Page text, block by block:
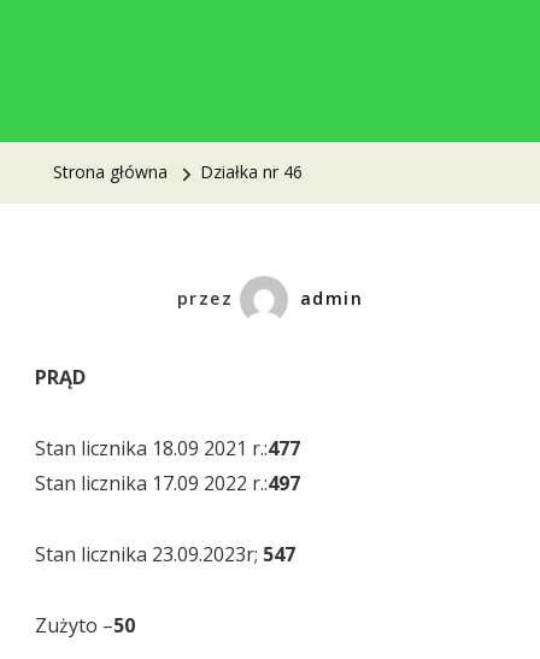
Strona główna Działka nr 46
przez admin
PRĄD
Stan licznika 18.09 2021 r.:477
Stan licznika 17.09 2022 r.:497
Stan licznika 23.09.2023r; 547
Zużyto –50